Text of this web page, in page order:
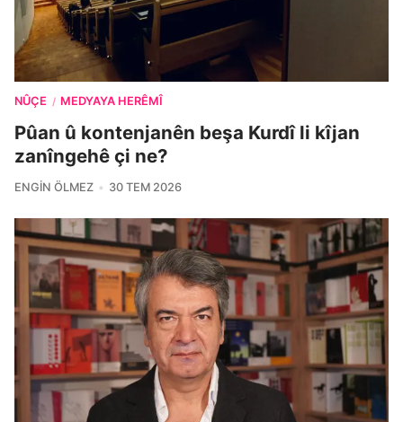
NÛÇE / MEDYAYA HERÊMÎ
Pûan û kontenjanên beşa Kurdî li kîjan
zanîngehê çi ne?
ENGIN ÖLMEZ 30 TEM 2026